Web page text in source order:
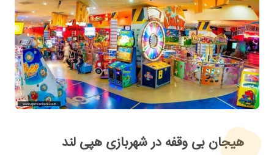
هیجان بی وقفه در شهربازی هپی لند